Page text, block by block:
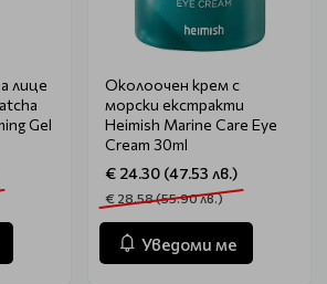
лице
Gel
Околоочен крем с
морски екстракти
Heimish Marine Care Eye
Cream 30ml
€ 24.30 (47.53 лв.)
€ 28.58 (55.90 лв.)
Уведоми ме